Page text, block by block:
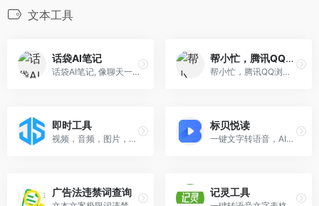
文本工具
话袋AI笔记
话袋AI笔记, 像聊天一样随时随地记录每一个想法，打造属于你的个人知识库，成为你的外挂大脑
帮小忙，腾讯QQ浏览器在线工具箱平台
帮小忙，腾讯QQ浏览器工具箱平台。帮小忙-全部分类工具
即时工具
视频，音频，图片，文档等及...
标贝悦读
一键文字转语音，AI在线配音.
广告法违禁词查询 记灵工具